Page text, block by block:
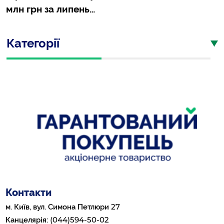
млн грн за липень…
Категорії
Контакти
м. Київ, вул. Симона Петлюри27
Канцелярія: (044)594-50-02